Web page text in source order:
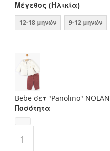
Μέγεθος (Ηλικία)
12-18 μηνών 9-12 μηνών
Bebe σετ "Panolino" NOLAN
Ποσότητα